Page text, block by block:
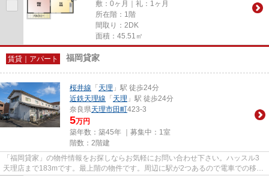
敷：0ヶ月｜礼：1ヶ月
所在階：1階
間取り：2DK
面積：45.51㎡
賃貸｜アパート 福岡貸家
桜井線 「 天理 」駅 徒歩24分
近鉄天理線 「 天理 」駅 徒歩24分
奈良県天理市田町423-3
5万円
築年数：築45年 ｜募集中： 1室
階数：2階建
「福岡貸家」の物件情報をお探しならお気軽にお問い合わせ下さい。ハッスル3
天理店まで183mです。最上階の物件です。周辺に駅が2つあるので電車での移動